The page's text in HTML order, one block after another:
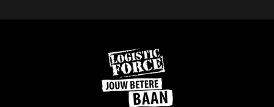
FacebookLinkedInInstagram
Wróć
do
strony
głównej